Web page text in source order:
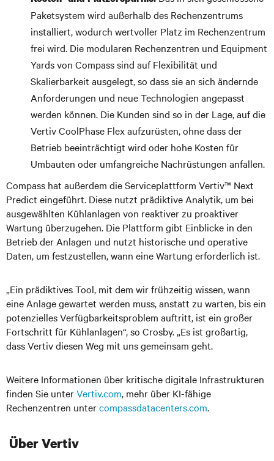
Paketsystem wird außerhalb des Rechenzentrums
installiert, wodurch wertvoller Platz im Rechenzentrum
frei wird. Die modularen Rechenzentren und Equipment
Yards von Compass sind auf Flexibilität und
Skalierbarkeit ausgelegt, so dass sie an sich ändernde
Anforderungen und neue Technologien angepasst
werden können. Die Kunden sind so in der Lage, auf die
Vertiv CoolPhase Flex aufzurüsten, ohne dass der
Betrieb beeinträchtigt wird oder hohe Kosten für
Umbauten oder umfangreiche Nachrüstungen anfallen.
Compass hat außerdem die Serviceplattform Vertiv™ Next
Predict eingeführt. Diese nutzt prädiktive Analytik, um bei
ausgewählten Kühlanlagen von reaktiver zu proaktiver
Wartung überzugehen. Die Plattform gibt Einblicke in den
Betrieb der Anlagen und nutzt historische und operative
Daten, um festzustellen, wann eine Wartung erforderlich ist.
„Ein prädiktives Tool, mit dem wir frühzeitig wissen, wann
eine Anlage gewartet werden muss, anstatt zu warten, bis ein
potenzielles Verfügbarkeitsproblem auftritt, ist ein großer
Fortschritt für Kühlanlagen“, so Crosby. „Es ist großartig,
dass Vertiv diesen Weg mit uns gemeinsam geht.
Weitere Informationen über kritische digitale Infrastrukturen
finden Sie unterVertiv.com, mehr über KI-fähige
Rechenzentren untercompassdatacenters.com.
Über Vertiv